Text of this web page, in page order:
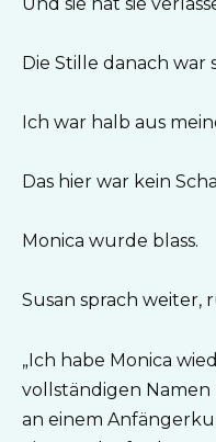
Die Stille danach war
Ich war halb aus
Das hier war kein
Monica wurde blass.
Susan sprach weiter,
„Ich habe Monica
vollständigen Namen
an einem